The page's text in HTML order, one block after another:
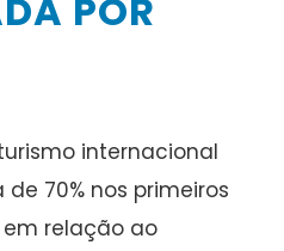
POR
internacional
70% nos primeiros
relação ao